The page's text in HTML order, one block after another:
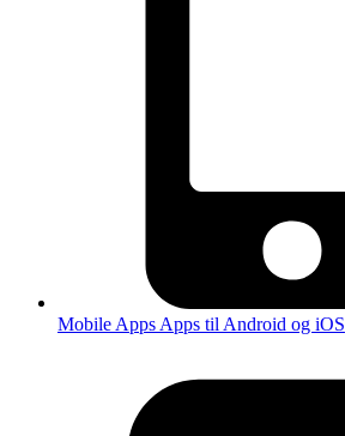
Mobile Apps Apps til Android og iOS